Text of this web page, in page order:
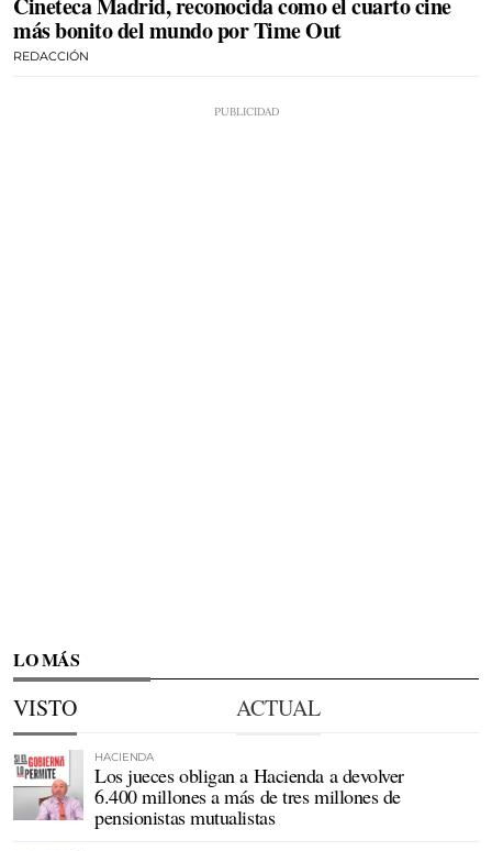
más bonito del mundo por Time Out
REDACCIÓN
LO MÁS
VISTO ACTUAL
HACIENDA
Los jueces obligan a Hacienda a devolver
6.400 millones a más de tres millones de
pensionistas mutualistas